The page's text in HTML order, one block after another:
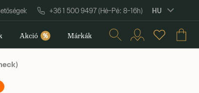
+36 1 500 9497 (Hé–Pé: 8–16h) HU
Akció % Márkák